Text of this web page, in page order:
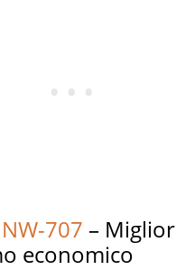
707 – Miglior
economico